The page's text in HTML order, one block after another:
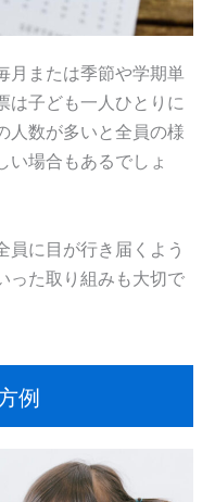
月または季節や学期単
は子ども一人ひとりに
人数が多いと全員の様
い場合もあるでしょ
員に目が行き届くよう
った取り組みも大切で
例